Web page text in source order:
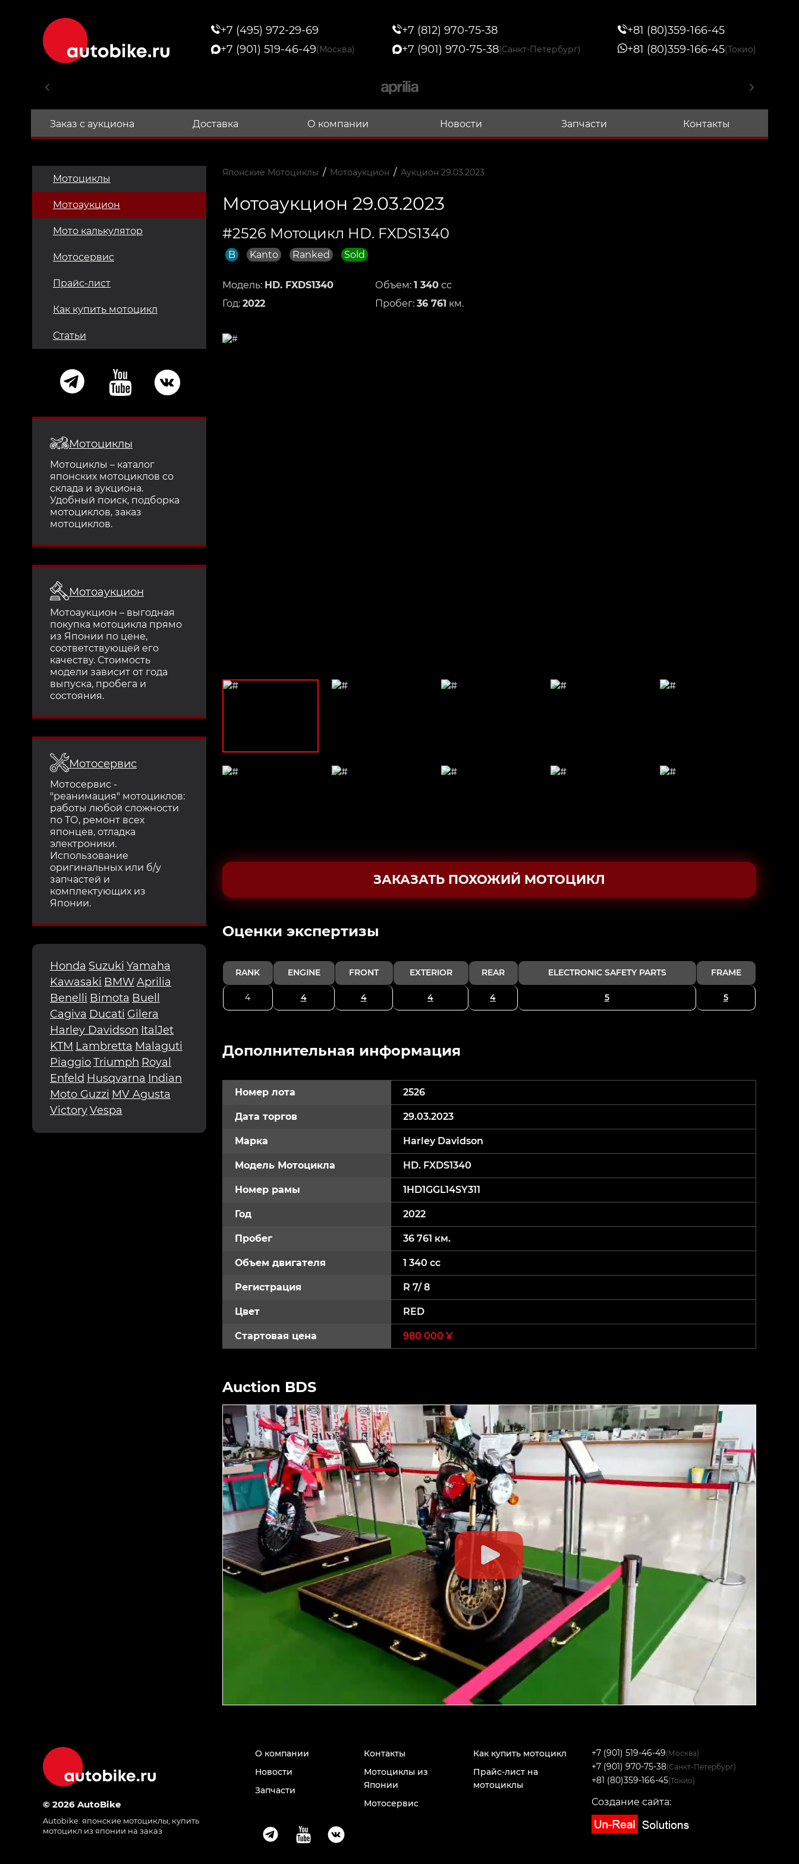
+7 (495) 972-29-69
+7 (901) 519-46-49(Москва)
+7 (812) 970-75-38
+7 (901) 970-75-38(Санкт-Петербург)
+81 (80)359-166-45
+81 (80)359-166-45(Токио)
Заказ с аукциона Доставка О компании Новости Запчасти Контакты
Мотоциклы
Мотоаукцион
Мото калькулятор
Мотосервис
Прайс-лист
Как купить мотоцикл
Статьи
Мотоциклы
Мотоциклы – каталог
японских мотоциклов со
склада и аукциона.
Удобный поиск, подборка
мотоциклов, заказ
мотоциклов.
Мотоаукцион
Мотоаукцион – выгодная
покупка мотоцикла прямо
из Японии по цене,
соответствующей его
качеству. Стоимость
модели зависит от года
выпуска, пробега и
состояния.
Мотосервис
Мотосервис -
"реанимация" мотоциклов:
работы любой сложности
по ТО, ремонт всех
японцев, отладка
электроники.
Использование
оригинальных или б/у
запчастей и
комплектующих из
Японии.
Honda Suzuki Yamaha
Kawasaki BMWAprilia
Benelli Bimota Buell
Cagiva Ducati Gilera
Harley Davidson ItalJet
KTM Lambretta Malaguti
PiaggioTriumph Royal
Enfeld Husqvarna Indian
Moto Guzzi MV Agusta
VictoryVespa
Японские Мотоциклы / Мотоаукцион / Аукцион 29.03.2023
Мотоаукцион 29.03.2023
#2526 Мотоцикл HD. FXDS1340
B Kanto Ranked Sold
Модель: HD. FXDS1340
Год: 2022
Объем: 1 340 сс
Пробег: 36 761 км.
ЗАКАЗАТЬ ПОХОЖИЙ МОТОЦИКЛ
Oценки экспертизы
RANK ENGINE FRONT EXTERIOR REAR ELECTRONIC SAFETY PARTS FRAME
4 4 4 4 4 5 5
Дополнительная информация
Номер лота 2526
Дата торгов 29.03.2023
Марка Harley Davidson
Модель Мотоцикла HD. FXDS1340
Номер рамы 1HD1GGL14SY311
Год 2022
Пробег 36 761 км.
Объем двигателя 1 340 cc
Регистрация R 7/ 8
Цвет RED
Стартовая цена 980 000 ¥
Auction BDS
© 2026 AutoBike
Autobike: японские мотоциклы, купить
мотоцикл из японии на заказ
О компании
Новости
Запчасти
Контакты
Мотоциклы из
Японии
Мотосервис
Как купить мотоцикл
Прайс-лист на
мотоциклы
+7 (901) 519-46-49(Москва)
+7 (901) 970-75-38(Санкт-Петербург)
+81 (80)359-166-45(Токио)
Создание сайта: